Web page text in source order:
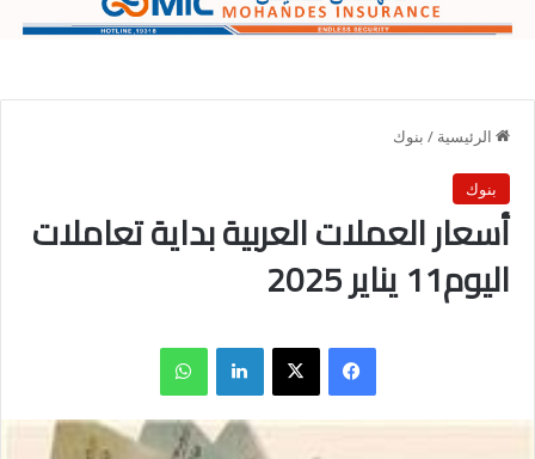
الرئيسية / بنوك
بنوك
أسعار العملات العربية بداية تعاملات
اليوم11 يناير 2025
فيسبوك X لينكدإن